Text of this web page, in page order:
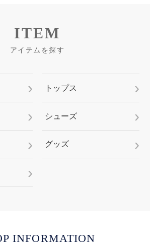
ITEM
アイテムを探す
トップス
シューズ
グッズ
INFORMATION